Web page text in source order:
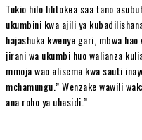
Tukio hilo lilitokea saa tano
ukumbini kwa ajili ya
hajashuka kwenye gari, mbwa
jirani wa ukumbi huo walianza
mmoja wao alisema kwa sauti
mchamungu.” Wenzake wawili
ana roho ya uhasidi.”